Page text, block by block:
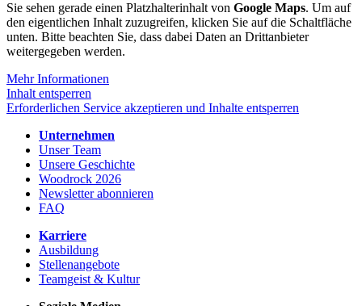
Sie sehen gerade einen Platzhalterinhalt von Google Maps. Um auf
den eigentlichen Inhalt zuzugreifen, klicken Sie auf die Schaltfläche
unten. Bitte beachten Sie, dass dabei Daten an Drittanbieter
weitergegeben werden.
Mehr Informationen
Inhalt entsperren
Erforderlichen Service akzeptieren und Inhalte entsperren
Unternehmen
Unser Team
Unsere Geschichte
Woodrock 2026
Newsletter abonnieren
FAQ
Karriere
Ausbildung
Stellenangebote
Teamgeist & Kultur